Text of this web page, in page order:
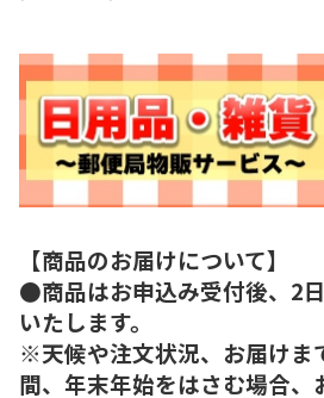
【商品のお届けについて】
●商品はお申込み受付後、2
いたします。
※天候や注文状況、お届けま
間、年末年始をはさむ場合、